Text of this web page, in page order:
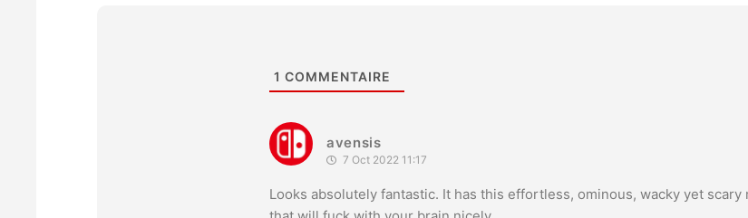
1 COMMENTAIRE
avensis
7 Oct 2022 11:17
Looks absolutely fantastic. It has this effortless, ominous, wacky yet